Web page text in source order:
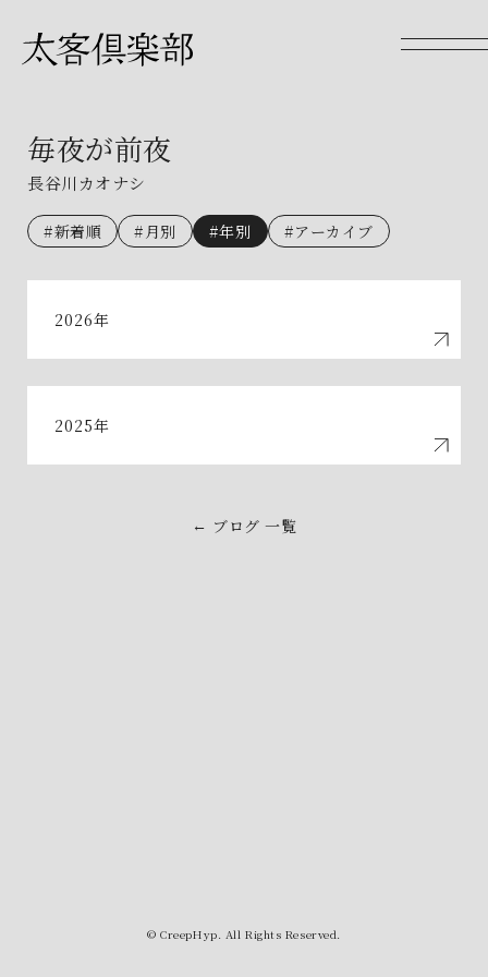
毎夜が前夜
長谷川カオナシ
#新着順 #月別 #年別 #アーカイブ
2026年
2025年
← ブログ 一覧
© CreepHyp. All Rights Reserved.